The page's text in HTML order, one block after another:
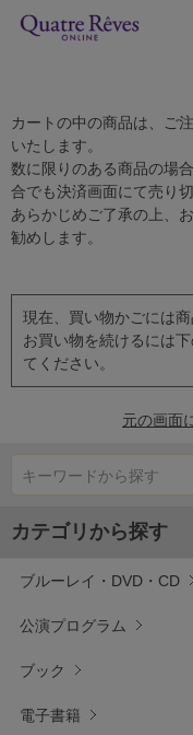
カートの中の商品は、ご
いたします。
数に限りのある商品の場
合でも決済画面にて売り
あらかじめご了承の上、
勧めします。
現在、買い物かごには商
お買い物を続けるには
てください。
元の画面
キーワードから探す
カテゴリから探す
ブルーレイ・DVD・CD
公演プログラム
ブック
電子書籍